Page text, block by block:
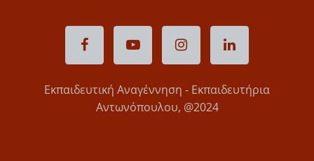
Εκπαιδευτική Αναγέννηση - Εκπαιδευτήρια
Αντωνόπουλου, @2024